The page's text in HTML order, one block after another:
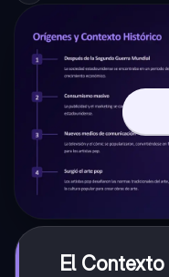
El